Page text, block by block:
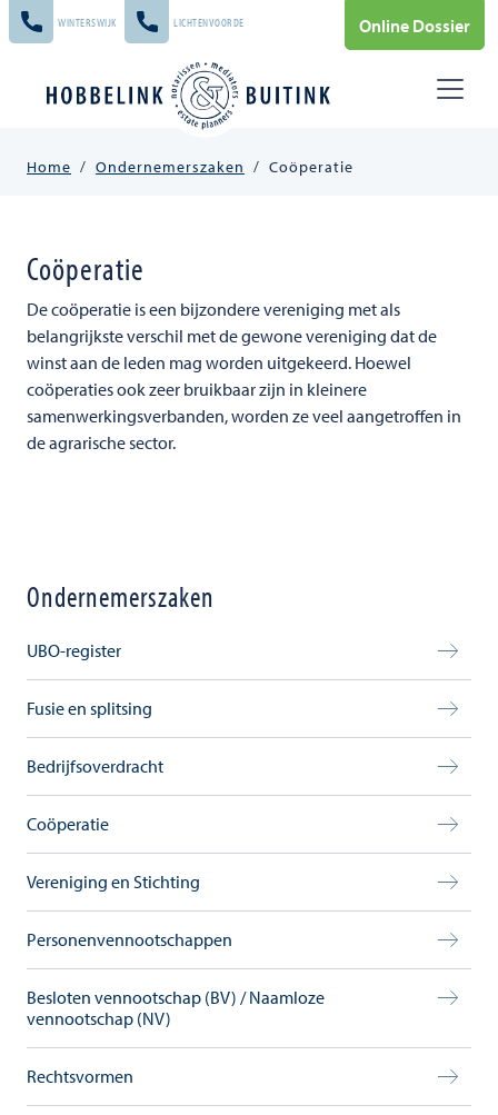
Skip to main content
WINTERSWIJK LICHTENVOORDE Online Dossier
Home / Ondernemerszaken / Coöperatie
Coöperatie
De coöperatie is een bijzondere vereniging met als
belangrijkste verschil met de gewone vereniging dat de
winst aan de leden mag worden uitgekeerd. Hoewel
coöperaties ook zeer bruikbaar zijn in kleinere
samenwerkingsverbanden, worden ze veel aangetroffen in
de agrarische sector.
Ondernemerszaken
UBO-register
Fusie en splitsing
Bedrijfsoverdracht
Coöperatie
Vereniging en Stichting
Personenvennootschappen
Besloten vennootschap (BV) / Naamloze
vennootschap (NV)
Rechtsvormen